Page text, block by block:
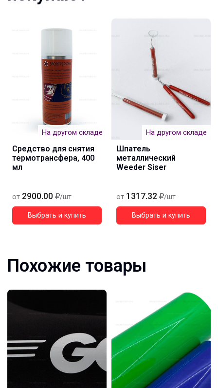
На другом складе
Средство для снятия
термотрансфера, 400
мл
от 2900.00 /шт
Выбрать и купить
На другом складе
Шпатель
металлический
Weeder Siser
от 1317.32 /шт
Выбрать и купить
Похожие товары